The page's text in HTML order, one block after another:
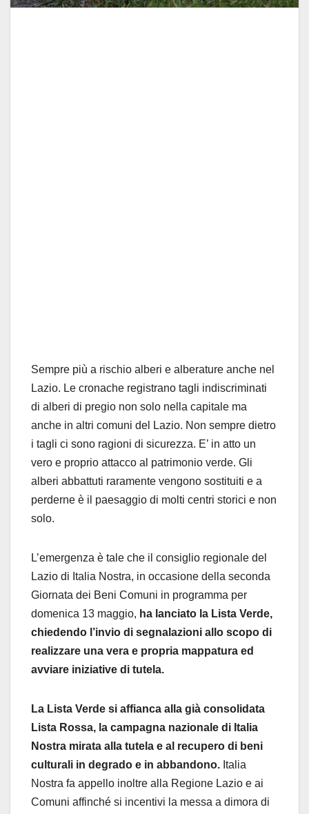
Sempre più a rischio alberi e alberature anche nel
Lazio. Le cronache registrano tagli indiscriminati
di alberi di pregio non solo nella capitale ma
anche in altri comuni del Lazio. Non sempre dietro
i tagli ci sono ragioni di sicurezza. E’ in atto un
vero e proprio attacco al patrimonio verde. Gli
alberi abbattuti raramente vengono sostituiti e a
perderne è il paesaggio di molti centri storici e non
solo.
L’emergenza è tale che il consiglio regionale del
Lazio di Italia Nostra, in occasione della seconda
Giornata dei Beni Comuni in programma per
domenica 13 maggio, ha lanciato la Lista Verde,
chiedendo l’invio di segnalazioni allo scopo di
realizzare una vera e propria mappatura ed
avviare iniziative di tutela.
La Lista Verde si affianca alla già consolidata
Lista Rossa, la campagna nazionale di Italia
Nostra mirata alla tutela e al recupero di beni
culturali in degrado e in abbandono. Italia
Nostra fa appello inoltre alla Regione Lazio e ai
Comuni affinché si incentivi la messa a dimora di